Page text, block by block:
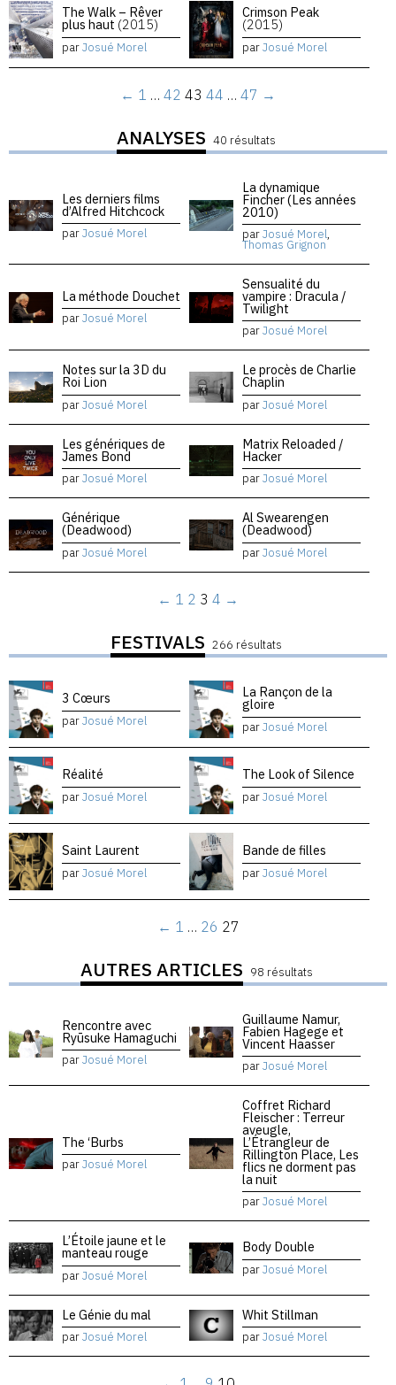
The Walk – Rêver
plus haut (2015)
parJosué Morel
Crimson Peak
(2015)
parJosué Morel
← 1 … 42 43 44 … 47 →
ANALYSES 40 résultats
Les derniers films
d’Alfred Hitchcock
parJosué Morel
La dynamique
Fincher (Les années
2010)
parJosué Morel,
Thomas Grignon
La méthode Douchet
parJosué Morel
Sensualité du
vampire : Dracula /
Twilight
parJosué Morel
Notes sur la 3D du
Roi Lion
parJosué Morel
Le procès de Charlie
Chaplin
parJosué Morel
Les génériques de
James Bond
parJosué Morel
Matrix Reloaded /
Hacker
parJosué Morel
Générique
(Deadwood)
parJosué Morel
Al Swearengen
(Deadwood)
parJosué Morel
← 1 2 3 4 →
FESTIVALS 266 résultats
3 Cœurs
parJosué Morel
La Rançon de la
gloire
parJosué Morel
Réalité
parJosué Morel
The Look of Silence
parJosué Morel
Saint Laurent
parJosué Morel
Bande de filles
parJosué Morel
← 1 … 26 27
AUTRES ARTICLES 98 résultats
Rencontre avec
Ryūsuke Hamaguchi
parJosué Morel
Guillaume Namur,
Fabien Hagege et
Vincent Haasser
parJosué Morel
The ‘Burbs
parJosué Morel
Coffret Richard
Fleischer : Terreur
aveugle,
L’Étrangleur de
Rillington Place, Les
flics ne dorment pas
la nuit
parJosué Morel
L’Étoile jaune et le
manteau rouge
parJosué Morel
Body Double
parJosué Morel
Le Génie du mal
parJosué Morel
Whit Stillman
parJosué Morel